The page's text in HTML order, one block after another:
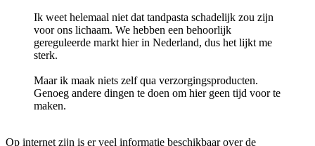
Ik weet helemaal niet dat tandpasta schadelijk zou zijn
voor ons lichaam. We hebben een behoorlijk
gereguleerde markt hier in Nederland, dus het lijkt me
sterk.
Maar ik maak niets zelf qua verzorgingsproducten.
Genoeg andere dingen te doen om hier geen tijd voor te
maken.
Op internet zijn is er veel informatie beschikbaar over de